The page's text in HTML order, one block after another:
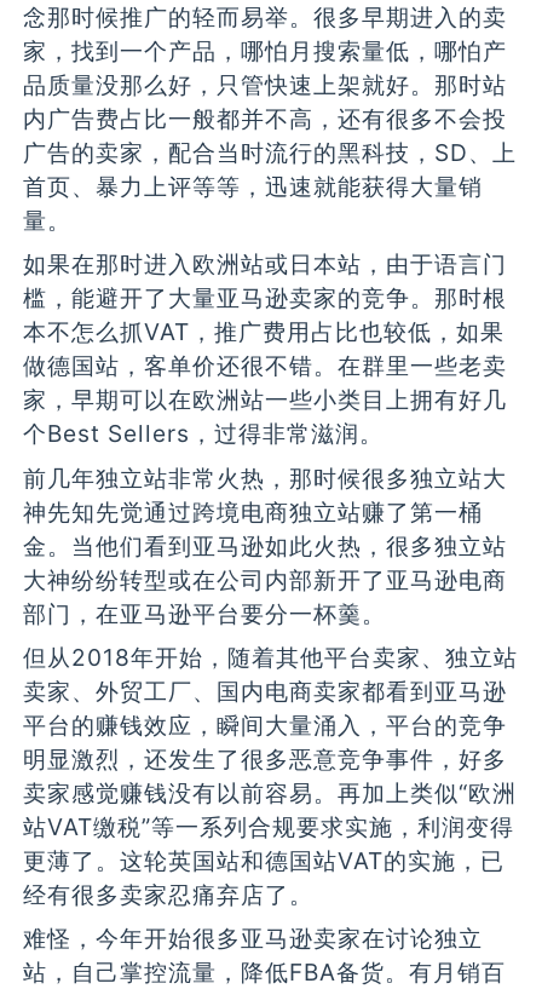
念那时候推广的轻而易举。很多早期进入的卖
家，找到一个产品，哪怕月搜索量低，哪怕产
品质量没那么好，只管快速上架就好。那时站
内广告费占比一般都并不高，还有很多不会投
广告的卖家，配合当时流行的黑科技，SD、上
首页、暴力上评等等，迅速就能获得大量销
量。
如果在那时进入欧洲站或日本站，由于语言门
槛，能避开了大量亚马逊卖家的竞争。那时根
本不怎么抓VAT，推广费用占比也较低，如果
做德国站，客单价还很不错。在群里一些老卖
家，早期可以在欧洲站一些小类目上拥有好几
个Best Sellers，过得非常滋润。
前几年独立站非常火热，那时候很多独立站大
神先知先觉通过跨境电商独立站赚了第一桶
金。当他们看到亚马逊如此火热，很多独立站
大神纷纷转型或在公司内部新开了亚马逊电商
部门，在亚马逊平台要分一杯羹。
但从2018年开始，随着其他平台卖家、独立站
卖家、外贸工厂、国内电商卖家都看到亚马逊
平台的赚钱效应，瞬间大量涌入，平台的竞争
明显激烈，还发生了很多恶意竞争事件，好多
卖家感觉赚钱没有以前容易。再加上类似“欧洲
站VAT缴税”等一系列合规要求实施，利润变得
更薄了。这轮英国站和德国站VAT的实施，已
经有很多卖家忍痛弃店了。
难怪，今年开始很多亚马逊卖家在讨论独立
站，自己掌控流量，降低FBA备货。有月销百